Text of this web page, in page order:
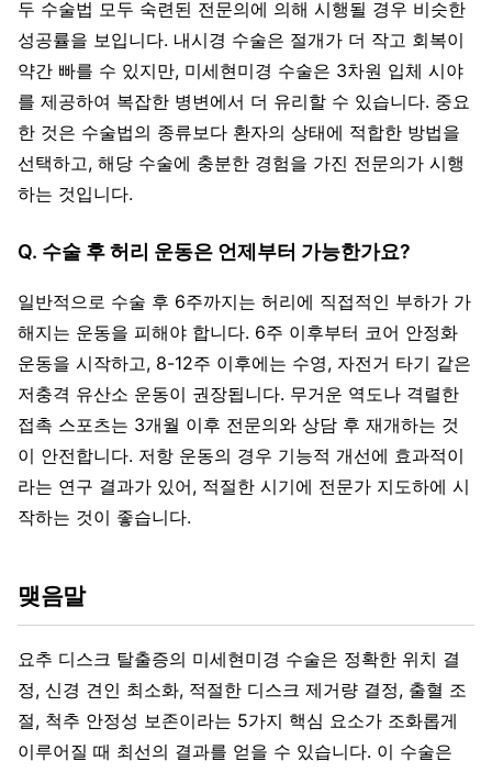
두 수술법 모두 숙련된 전문의에 의해 시행될 경우 비슷한
성공률을 보입니다. 내시경 수술은 절개가 더 작고 회복이
약간 빠를 수 있지만, 미세현미경 수술은 3차원 입체 시야
를 제공하여 복잡한 병변에서 더 유리할 수 있습니다. 중요
한 것은 수술법의 종류보다 환자의 상태에 적합한 방법을
선택하고, 해당 수술에 충분한 경험을 가진 전문의가 시행
하는 것입니다.
Q. 수술 후 허리 운동은 언제부터 가능한가요?
일반적으로 수술 후 6주까지는 허리에 직접적인 부하가 가
해지는 운동을 피해야 합니다. 6주 이후부터 코어 안정화
운동을 시작하고, 8-12주 이후에는 수영, 자전거 타기 같은
저충격 유산소 운동이 권장됩니다. 무거운 역도나 격렬한
접촉 스포츠는 3개월 이후 전문의와 상담 후 재개하는 것
이 안전합니다. 저항 운동의 경우 기능적 개선에 효과적이
라는 연구 결과가 있어, 적절한 시기에 전문가 지도하에 시
작하는 것이 좋습니다.
맺음말
요추 디스크 탈출증의 미세현미경 수술은 정확한 위치 결
정, 신경 견인 최소화, 적절한 디스크 제거량 결정, 출혈 조
절, 척추 안정성 보존이라는 5가지 핵심 요소가 조화롭게
이루어질 때 최선의 결과를 얻을 수 있습니다. 이 수술은